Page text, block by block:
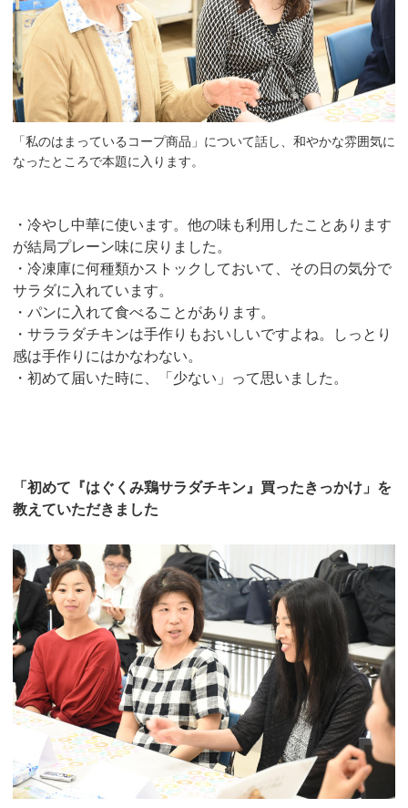
「私のはまっているコープ商品」について話し、和やかな雰囲気に
なったところで本題に入ります。
・冷やし中華に使います。他の味も利用したことあります
が結局プレーン味に戻りました。
・冷凍庫に何種類かストックしておいて、その日の気分で
サラダに入れています。
・パンに入れて食べることがあります。
・サララダチキンは手作りもおいしいですよね。しっとり
感は手作りにはかなわない。
・初めて届いた時に、「少ない」って思いました。
「初めて『はぐくみ鶏サラダチキン』買ったきっかけ」を
教えていただきました